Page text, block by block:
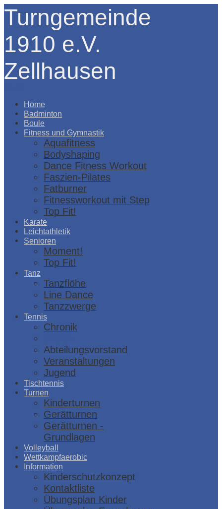
Turngemeinde
1910 e.V.
Zellhausen
Home
Badminton
Boule
Fitness und Gymnastik
Aquafitness
Bodyshaping
Dance Fitness Workout
Faszien-Pilates
Fatburner
Fitnessworkout mit Step
Top Fit!
Karate
Leichtathletik
Senioren
Moment!
Top Fit!
Tanz
Tanzflöhe
Line Dance
Tanzzwerge
Tennis
Chronik
Abteilungsvorstand
Veranstaltungen
Jugend
Tischtennis
Turnen
Kinderturnen
Gerätturnen
Gerätturnen -
Grundlagen
Volleyball
Wettkampfaerobic
Information
Kinderschutzkonzept
Kontaktliste
Übungsplan Kinder